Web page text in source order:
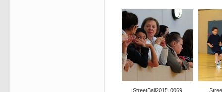
StreetBall2015_0069